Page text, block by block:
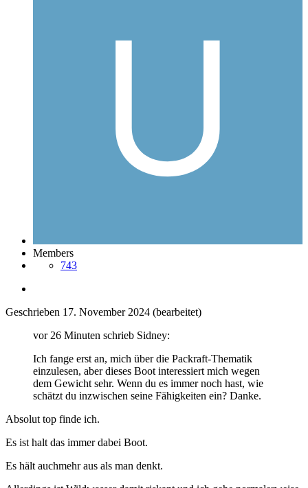
Members
743
Geschrieben 17. November 2024 (bearbeitet)
vor 26 Minuten schrieb Sidney:
Ich fange erst an, mich über die Packraft-Thematik
einzulesen, aber dieses Boot interessiert mich wegen
dem Gewicht sehr. Wenn du es immer noch hast, wie
schätzt du inzwischen seine Fähigkeiten ein? Danke.
Absolut top finde ich.
Es ist halt das immer dabei Boot.
Es hält auchmehr aus als man denkt.